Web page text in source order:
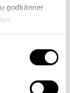
godkänner